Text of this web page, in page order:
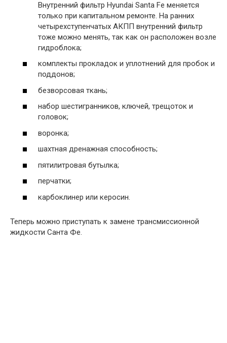
Внутренний фильтр Hyundai Santa Fe меняется
только при капитальном ремонте. На ранних
четырехступенчатых АКПП внутренний фильтр
тоже можно менять, так как он расположен возле
гидроблока;
комплекты прокладок и уплотнений для пробок и
поддонов;
безворсовая ткань;
набор шестигранников, ключей, трещоток и
головок;
воронка;
шахтная дренажная способность;
пятилитровая бутылка;
перчатки;
карбоклинер или керосин.
Теперь можно приступать к замене трансмиссионной
жидкости Санта Фе.